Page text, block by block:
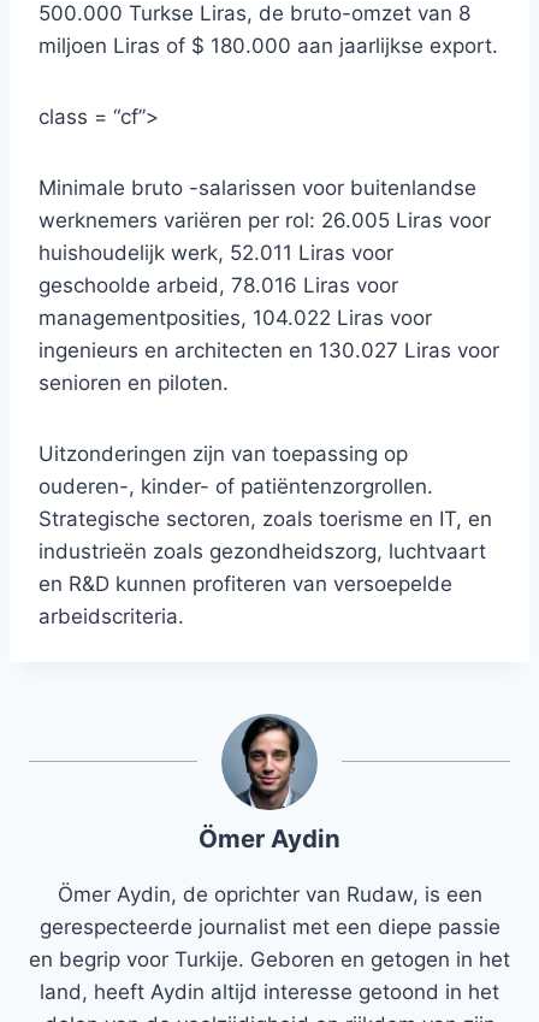
500.000 Turkse Liras, de bruto-omzet van 8
miljoen Liras of $ 180.000 aan jaarlijkse export.
class = “cf”>
Minimale bruto -salarissen voor buitenlandse
werknemers variëren per rol: 26.005 Liras voor
huishoudelijk werk, 52.011 Liras voor
geschoolde arbeid, 78.016 Liras voor
managementposities, 104.022 Liras voor
ingenieurs en architecten en 130.027 Liras voor
senioren en piloten.
Uitzonderingen zijn van toepassing op
ouderen-, kinder- of patiëntenzorgrollen.
Strategische sectoren, zoals toerisme en IT, en
industrieën zoals gezondheidszorg, luchtvaart
en R&D kunnen profiteren van versoepelde
arbeidscriteria.
Ömer Aydin
Ömer Aydin, de oprichter van Rudaw, is een
gerespecteerde journalist met een diepe passie
en begrip voor Turkije. Geboren en getogen in het
land, heeft Aydin altijd interesse getoond in het